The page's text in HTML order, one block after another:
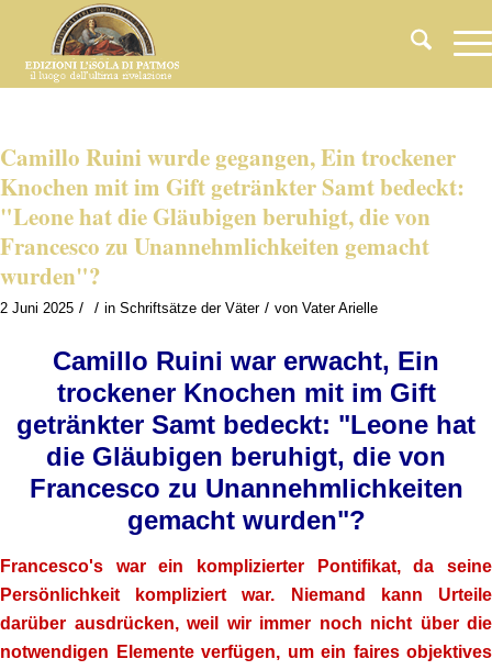
Camillo Ruini wurde gegangen, Ein trockener
Knochen mit im Gift getränkter Samt bedeckt:
"Leone hat die Gläubigen beruhigt, die von
Francesco zu Unannehmlichkeiten gemacht
wurden"?
2 Juni 2025 / / in Schriftsätze der Väter / von Vater Arielle
Camillo Ruini war erwacht, Ein
trockener Knochen mit im Gift
getränkter Samt bedeckt: "Leone hat
die Gläubigen beruhigt, die von
Francesco zu Unannehmlichkeiten
gemacht wurden"?
Francesco's war ein komplizierter Pontifikat, da seine
Persönlichkeit kompliziert war. Niemand kann Urteile
darüber ausdrücken, weil wir immer noch nicht über die
notwendigen Elemente verfügen, um ein faires objektives